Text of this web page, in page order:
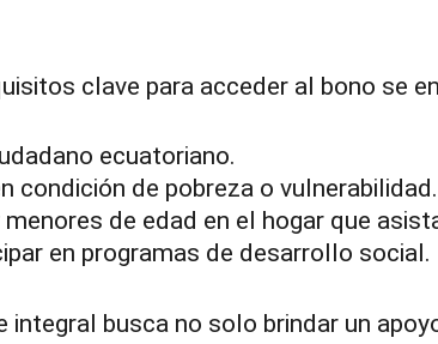
clave para acceder al bono se
ecuatoriano.
condición de pobreza o vulnerabilidad.
menores de edad en el hogar que
en programas de desarrollo social.
integral busca no solo brindar un